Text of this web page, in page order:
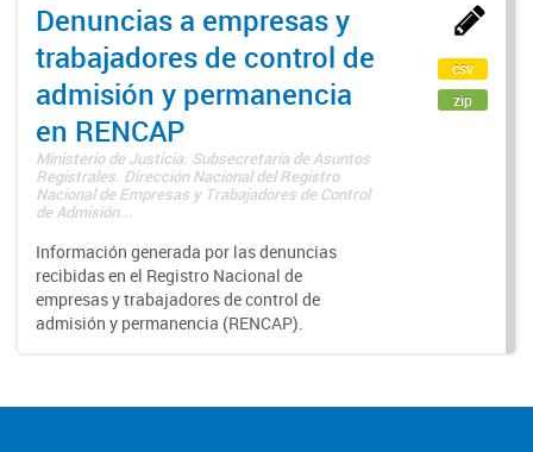
Denuncias a empresas y
trabajadores de control de
admisión y permanencia
en RENCAP
Ministerio de Justicia. Subsecretaría de Asuntos
Registrales. Dirección Nacional del Registro
Nacional de Empresas y Trabajadores de Control
de Admisión...
Información generada por las denuncias
recibidas en el Registro Nacional de
empresas y trabajadores de control de
admisión y permanencia (RENCAP).
csv
zip